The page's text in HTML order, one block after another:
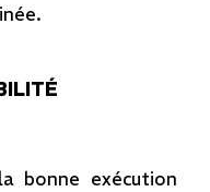
bonne exécution